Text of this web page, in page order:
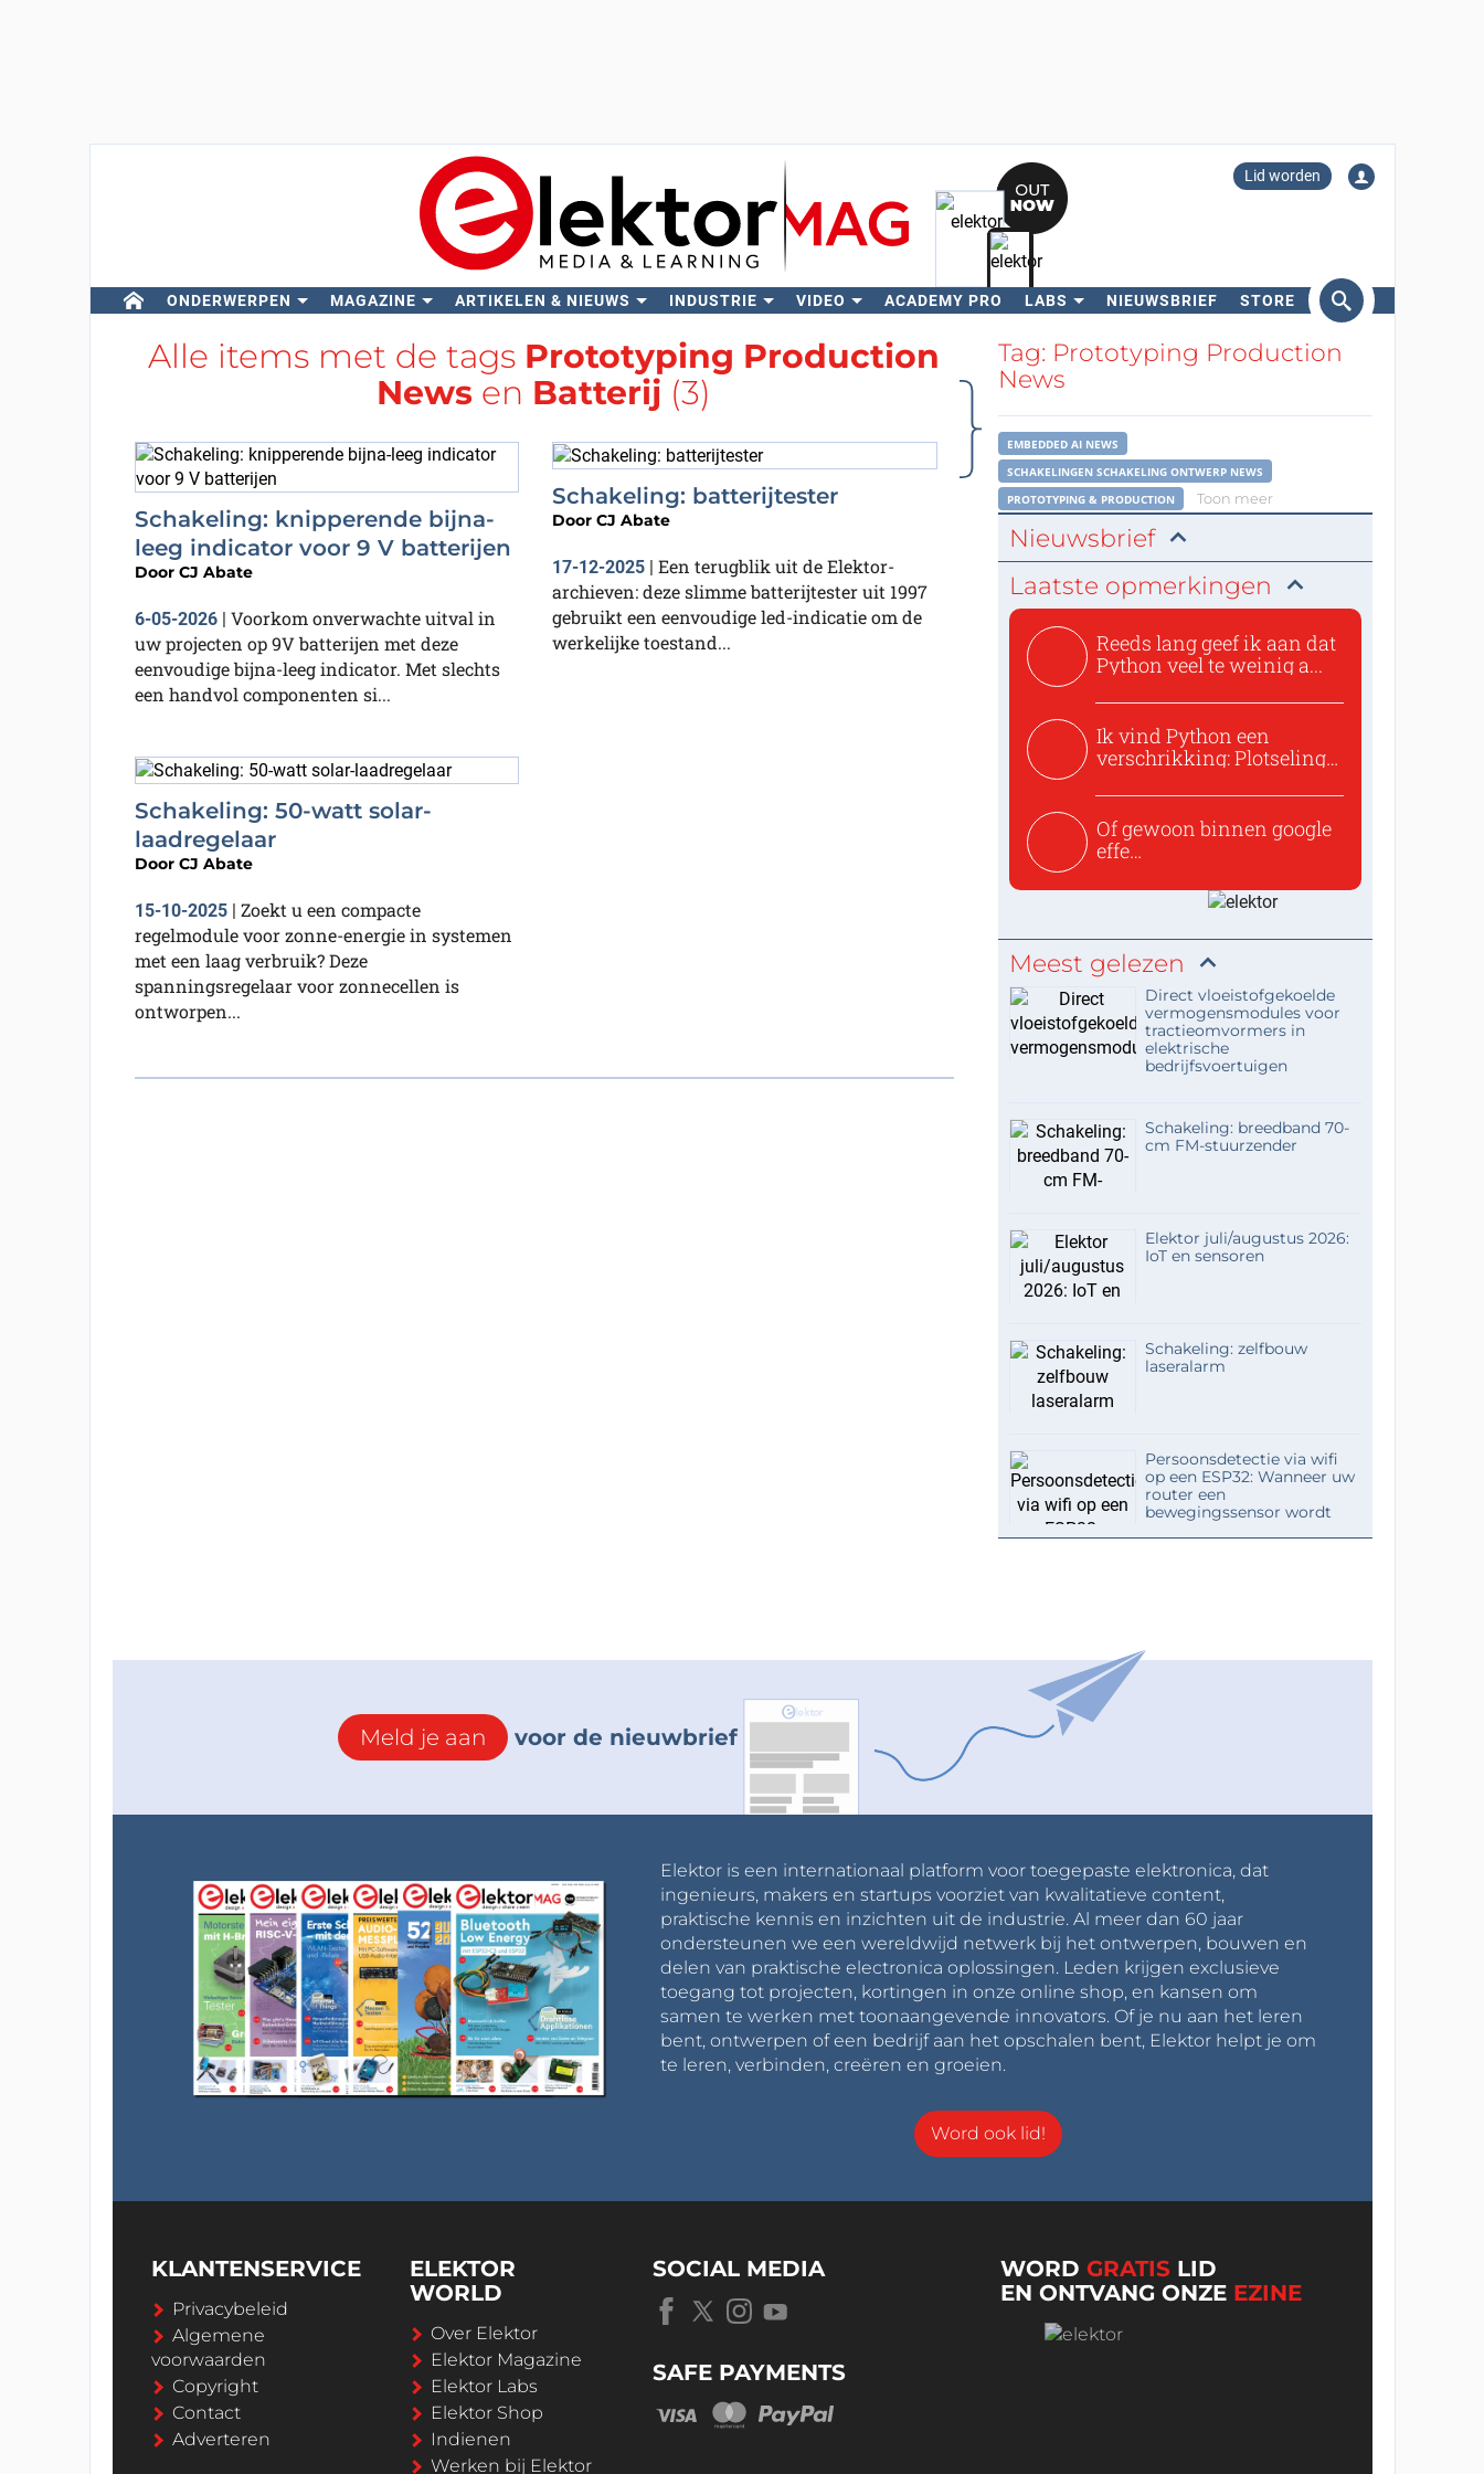
Lid worden
ONDERWERPEN MAGAZINE ARTIKELEN & NIEUWS INDUSTRIE VIDEO ACADEMY PRO LABS NIEUWSBRIEF STORE
Zoeken
Alle items met de tags Prototyping Production
News en Batterij (3)
Schakeling: knipperende bijna-
leeg indicator voor 9 V batterijen
Door CJ Abate
6-05-2026| Voorkom onverwachte uitval in
uw projecten op 9V batterijen met deze
eenvoudige bijna-leeg indicator. Met slechts
een handvol componenten si...
Schakeling: batterijtester
Door CJ Abate
17-12-2025 | Een terugblik uit de Elektor-
archieven: deze slimme batterijtester uit 1997
gebruikt een eenvoudige led-indicatie om de
werkelijke toestand...
Schakeling: 50-watt solar-
laadregelaar
Door CJ Abate
15-10-2025| Zoekt u een compacte
regelmodule voor zonne-energie in systemen
met een laag verbruik? Deze
spanningsregelaar voor zonnecellen is
ontworpen...
Tag: Prototyping Production
News
EMBEDDED AI NEWS
SCHAKELINGEN SCHAKELING ONTWERP NEWS
PROTOTYPING & PRODUCTION
Toon meer
Nieuwsbrief
Laatste opmerkingen
Reeds lang geef ik aan dat
Python veel te weinig a...
Ik vind Python een
verschrikking: Plotseling
Of gewoon binnen google
effe
Meest gelezen
Direct vloeistofgekoelde
vermogensmodules voor
tractieomvormers in
elektrische
bedrijfsvoertuigen
Schakeling: breedband 70-
cm FM-stuurzender
Elektor juli/augustus 2026:
IoT en sensoren
Schakeling: zelfbouw
laseralarm
Persoonsdetectie via wifi
op een ESP32: Wanneer uw
router een
bewegingssensor wordt
Meld je aan voor de nieuwbrief
Elektor is een internationaal platform voor toegepaste elektronica, dat
ingenieurs, makers en startups voorziet van kwalitatieve content,
praktische kennis en inzichten uit de industrie. Al meer dan 60 jaar
ondersteunen we een wereldwijd netwerk bij het ontwerpen, bouwen en
delen van praktische electronica oplossingen. Leden krijgen exclusieve
toegang tot projecten, kortingen in onze online shop, en kansen om
samen te werken met toonaangevende innovators. Of je nu aan het leren
bent, ontwerpen of een bedrijf aan het opschalen bent, Elektor helpt je om
te leren, verbinden, creëren en groeien.
Word ook lid!
KLANTENSERVICE
Privacybeleid
Algemene
voorwaarden
Copyright
Contact
Adverteren
ELEKTOR
WORLD
Over Elektor
Elektor Magazine
Elektor Labs
Elektor Shop
Indienen
Werken bij Elektor
SOCIAL MEDIA
SAFE PAYMENTS
WORDGRATIS LID
EN ONTVANG ONZE EZINE